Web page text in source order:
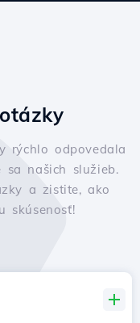
rýchlo odpovedala
sa našich služieb.
a zistite, ako
skúsenosť!